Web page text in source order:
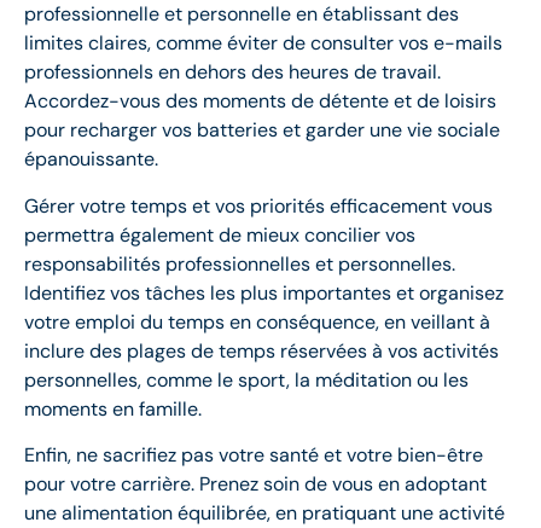
professionnelle et personnelle en établissant des
limites claires, comme éviter de consulter vos e-mails
professionnels en dehors des heures de travail.
Accordez-vous des moments de détente et de loisirs
pour recharger vos batteries et garder une vie sociale
épanouissante.
Gérer votre temps et vos priorités efficacement vous
permettra également de mieux concilier vos
responsabilités professionnelles et personnelles.
Identifiez vos tâches les plus importantes et organisez
votre emploi du temps en conséquence, en veillant à
inclure des plages de temps réservées à vos activités
personnelles, comme le sport, la méditation ou les
moments en famille.
Enfin, ne sacrifiez pas votre santé et votre bien-être
pour votre carrière. Prenez soin de vous en adoptant
une alimentation équilibrée, en pratiquant une activité